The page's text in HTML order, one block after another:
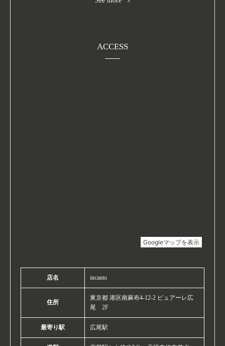
ACCESS
店名 incanto
住所
東京都 港区南麻布4-12-2 ピュアーレ広
尾 2F
最寄り駅 広尾駅